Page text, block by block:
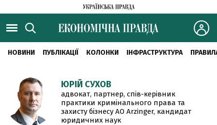
НОВИНИ ПУБЛІКАЦІЇ КОЛОНКИ ІНФРАСТРУКТУРА
ЮРІЙ СУХОВ
адвокат, партнер, спів-керівник
практики кримінального права та
захисту бізнесу АО Arzinger, кандидат
юридичних наук